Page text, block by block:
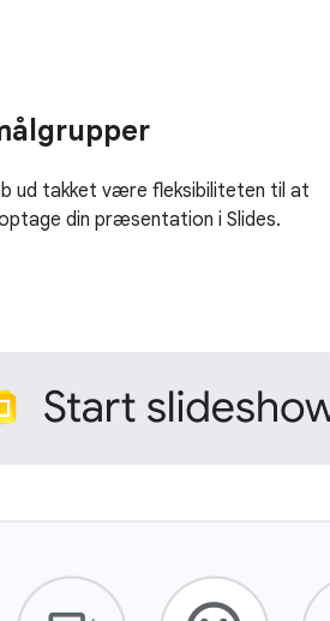
ud takket være fleksibiliteten til at
din præsentation i Slides.